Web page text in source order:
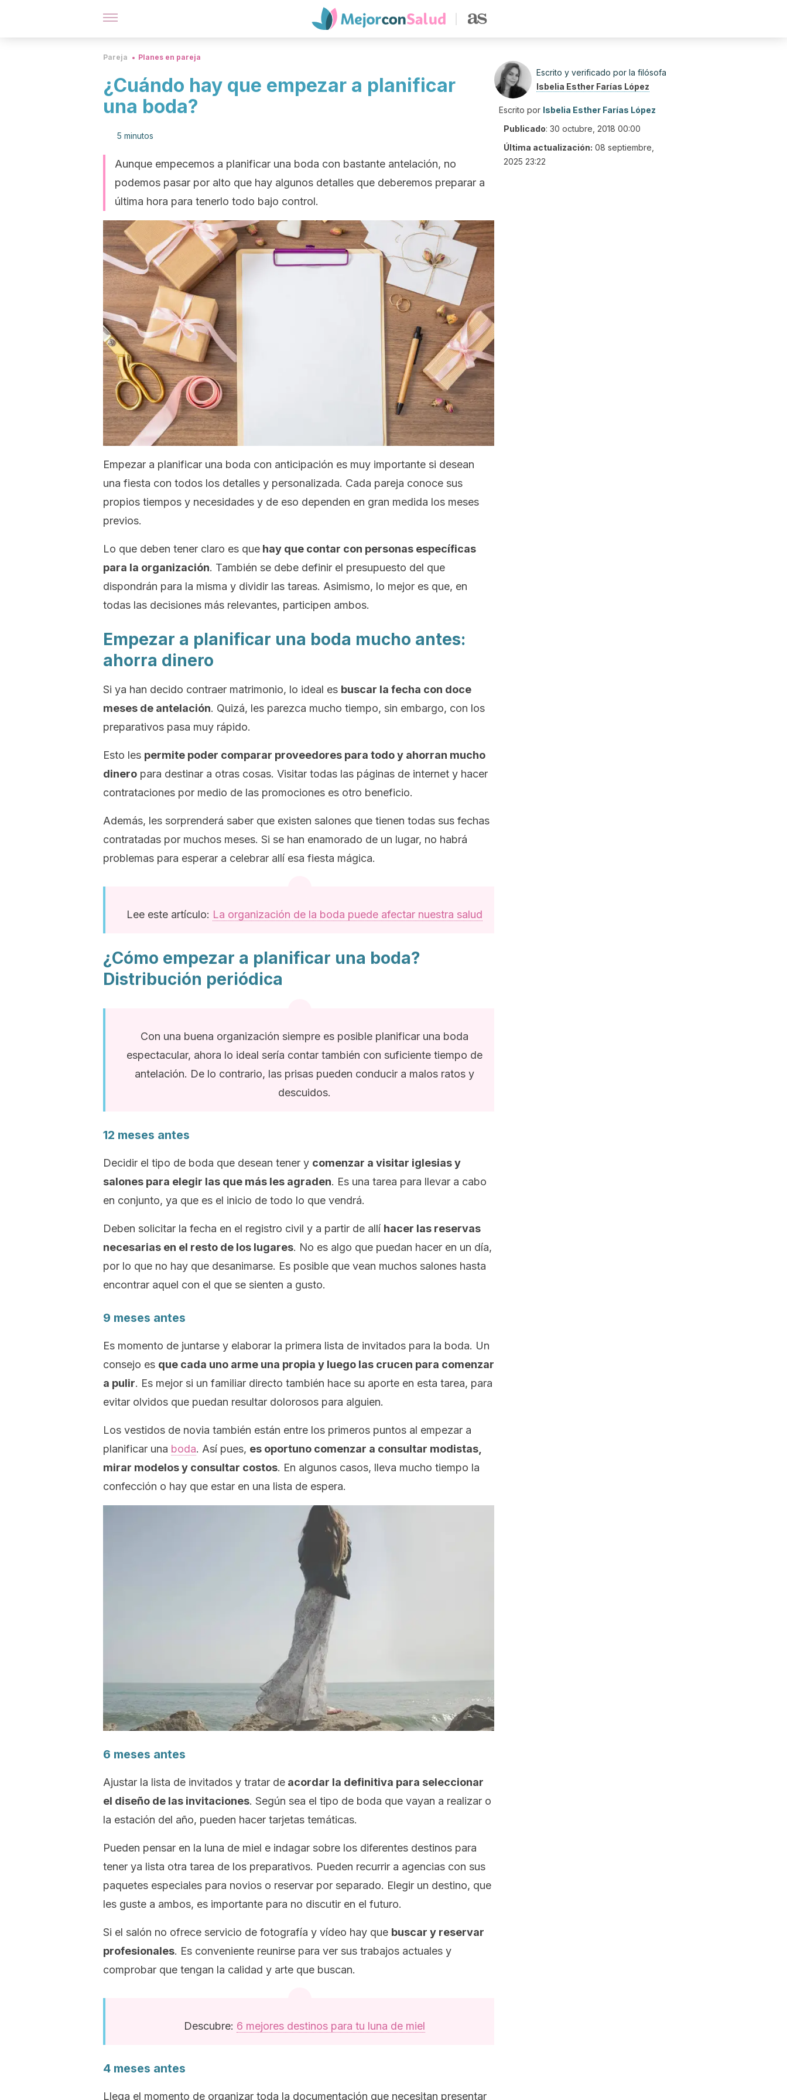
Pareja Planes en pareja
¿Cuándo hay que empezar a planificar
una boda?
5 minutos
Aunque empecemos a planificar una boda con bastante antelación, no
podemos pasar por alto que hay algunos detalles que deberemos preparar a
última hora para tenerlo todo bajo control.
Empezar a planificar una boda con anticipación es muy importante si desean
una fiesta con todos los detalles y personalizada. Cada pareja conoce sus
propios tiempos y necesidades y de eso dependen en gran medida los meses
previos.
Lo que deben tener claro es que hay que contar con personas específicas
para la organización. También se debe definir el presupuesto del que
dispondrán para la misma y dividir las tareas. Asimismo, lo mejor es que, en
todas las decisiones más relevantes, participen ambos.
Empezar a planificar una boda mucho antes:
ahorra dinero
Si ya han decido contraer matrimonio, lo ideal es buscar la fecha con doce
meses de antelación. Quizá, les parezca mucho tiempo, sin embargo, con los
preparativos pasa muy rápido.
Esto les permite poder comparar proveedores para todo y ahorran mucho
dinero para destinar a otras cosas. Visitar todas las páginas de internet y hacer
contrataciones por medio de las promociones es otro beneficio.
Además, les sorprenderá saber que existen salones que tienen todas sus fechas
contratadas por muchos meses. Si se han enamorado de un lugar, no habrá
problemas para esperar a celebrar allí esa fiesta mágica.
Lee este artículo: La organización de la boda puede afectar nuestra salud
¿Cómo empezar a planificar una boda?
Distribución periódica
Con una buena organización siempre es posible planificar una boda
espectacular, ahora lo ideal sería contar también con suficiente tiempo de
antelación. De lo contrario, las prisas pueden conducir a malos ratos y
descuidos.
12 meses antes
Decidir el tipo de boda que desean tener y comenzar a visitar iglesias y
salones para elegir las que más les agraden. Es una tarea para llevar a cabo
en conjunto, ya que es el inicio de todo lo que vendrá.
Deben solicitar la fecha en el registro civil y a partir de allí hacer las reservas
necesarias en el resto de los lugares. No es algo que puedan hacer en un día,
por lo que no hay que desanimarse. Es posible que vean muchos salones hasta
encontrar aquel con el que se sienten a gusto.
9 meses antes
Es momento de juntarse y elaborar la primera lista de invitados para la boda. Un
consejo es que cada uno arme una propia y luego las crucen para comenzar
a pulir. Es mejor si un familiar directo también hace su aporte en esta tarea, para
evitar olvidos que puedan resultar dolorosos para alguien.
Los vestidos de novia también están entre los primeros puntos al empezar a
planificar una boda. Así pues, es oportuno comenzar a consultar modistas,
mirar modelos y consultar costos. En algunos casos, lleva mucho tiempo la
confección o hay que estar en una lista de espera.
6 meses antes
Ajustar la lista de invitados y tratar de acordar la definitiva para seleccionar
el diseño de las invitaciones. Según sea el tipo de boda que vayan a realizar o
la estación del año, pueden hacer tarjetas temáticas.
Pueden pensar en la luna de miel e indagar sobre los diferentes destinos para
tener ya lista otra tarea de los preparativos. Pueden recurrir a agencias con sus
paquetes especiales para novios o reservar por separado. Elegir un destino, que
les guste a ambos, es importante para no discutir en el futuro.
Si el salón no ofrece servicio de fotografía y vídeo hay que buscar y reservar
profesionales. Es conveniente reunirse para ver sus trabajos actuales y
comprobar que tengan la calidad y arte que buscan.
Descubre: 6 mejores destinos para tu luna de miel
4 meses antes
Llega el momento de organizar toda la documentación que necesitan presentar
Escrito y verificado por la filósofa
Isbelia Esther Farías López
Escrito por Isbelia Esther Farías López
Publicado: 30 octubre, 2018 00:00
Última actualización: 08 septiembre,
2025 23:22